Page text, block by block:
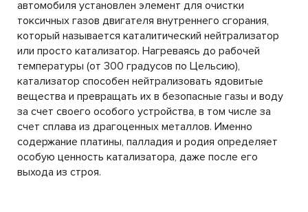
автомобиля установлен элемент для очистки
токсичных газов двигателя внутреннего сгорания,
который называется каталитический нейтрализатор
или просто катализатор. Нагреваясь до рабочей
температуры (от 300 градусов по Цельсию),
катализатор способен нейтрализовать ядовитые
вещества и превращать их в безопасные газы и воду
за счет своего особого устройства, в том числе за
счет сплава из драгоценных металлов. Именно
содержание платины, палладия и родия определяет
особую ценность катализатора, даже после его
выхода из строя.